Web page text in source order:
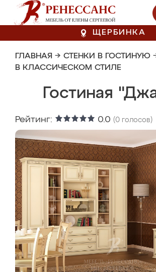
ЩЕРБИНКА
ГЛАВНАЯ → СТЕНКИ В ГОСТИНУЮ
В КЛАССИЧЕСКОМ СТИЛЕ
Гостиная
Рейтинг: 0.0 (0 голосов)